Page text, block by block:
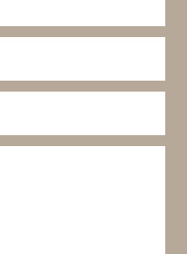
"Tilpas".